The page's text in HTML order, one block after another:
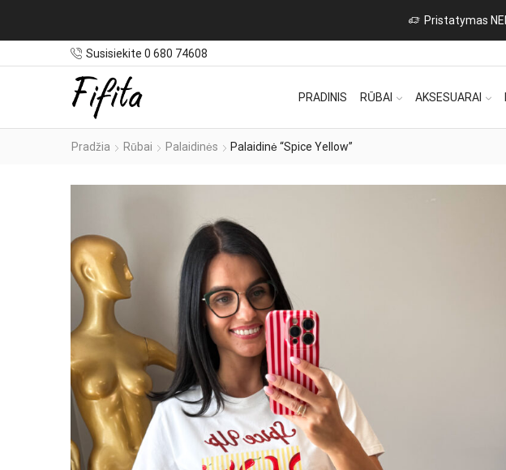
Susisiekite 0 680 74608
PRADINIS RŪBAI AKSESUARAI
Pradžia Rūbai Palaidinės Palaidinė “Spice Yellow”